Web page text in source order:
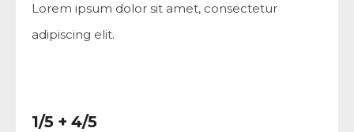
Lorem ipsum dolor sit amet, consectetur
adipiscing elit.
1/5 + 4/5